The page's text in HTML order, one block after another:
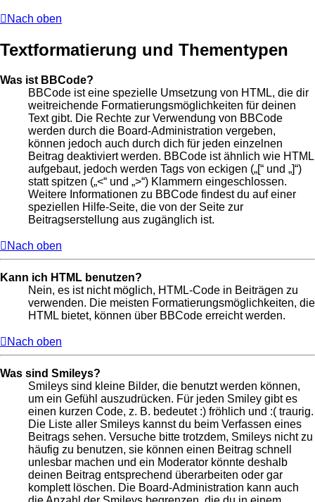
Nach oben
Textformatierung und Thementypen
Was ist BBCode?
BBCode ist eine spezielle Umsetzung von HTML, die dir
weitreichende Formatierungsmöglichkeiten für deinen
Text gibt. Die Rechte zur Verwendung von BBCode
werden durch die Board-Administration vergeben,
können jedoch auch durch dich für jeden einzelnen
Beitrag deaktiviert werden. BBCode ist ähnlich wie HTML
aufgebaut, jedoch werden Tags von eckigen („[“ und „]“)
statt spitzen („<“ und „>“) Klammern eingeschlossen.
Weitere Informationen zu BBCode findest du auf einer
speziellen Hilfe-Seite, die von der Seite zur
Beitragserstellung aus zugänglich ist.
Nach oben
Kann ich HTML benutzen?
Nein, es ist nicht möglich, HTML-Code in Beiträgen zu
verwenden. Die meisten Formatierungsmöglichkeiten, die
HTML bietet, können über BBCode erreicht werden.
Nach oben
Was sind Smileys?
Smileys sind kleine Bilder, die benutzt werden können,
um ein Gefühl auszudrücken. Für jeden Smiley gibt es
einen kurzen Code, z. B. bedeutet :) fröhlich und :( traurig.
Die Liste aller Smileys kannst du beim Verfassen eines
Beitrags sehen. Versuche bitte trotzdem, Smileys nicht zu
häufig zu benutzen, sie können einen Beitrag schnell
unlesbar machen und ein Moderator könnte deshalb
deinen Beitrag entsprechend überarbeiten oder gar
komplett löschen. Die Board-Administration kann auch